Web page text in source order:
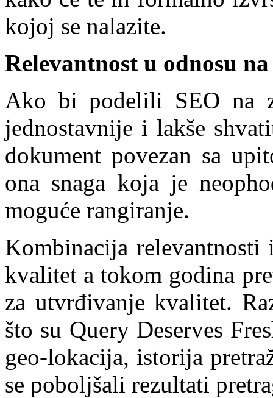
kojoj se nalazite.
Relevantnost u odnosu
Ako bi podelili SEO na
jednostavnije i lakše
dokument povezan sa
ona snaga koja je
moguće rangiranje.
Kombinacija
kvalitet a tokom godina
za utvrđivanje kvalitet.
što su Query Deserves
geo-lokacija, istorija
se poboljšali rezultati